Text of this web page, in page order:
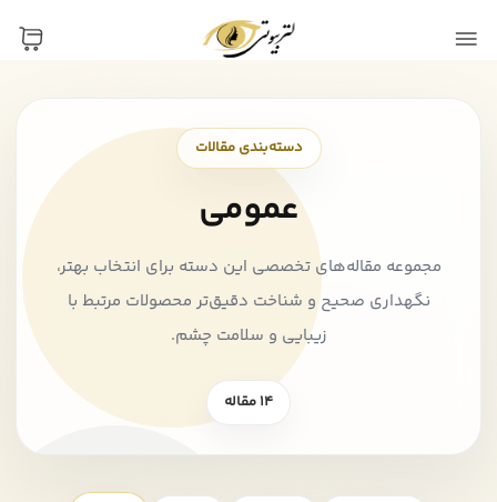
دسته‌بندی مقالات
عمومی
مجموعه مقاله‌های تخصصی این دسته برای انتخاب بهتر،
نگهداری صحیح و شناخت دقیق‌تر محصولات مرتبط با
زیبایی و سلامت چشم.
14 مقاله